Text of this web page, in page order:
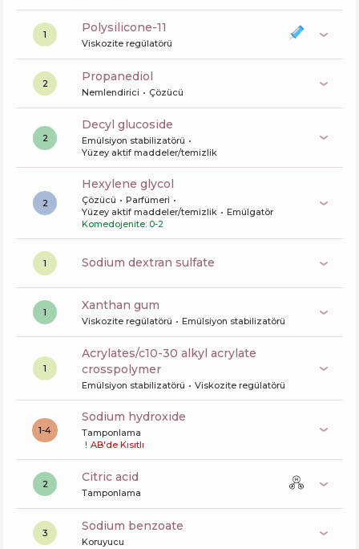
1 polysilicone-11
Viskozite regülatörü
2 propanediol
Nemlendirici Çözücü
2
decyl glucoside
Emülsiyon stabilizatörü
Yüzey aktif maddeler/temizlik
2
hexylene glycol
Çözücü
Parfümeri
Yüzey aktif maddeler/temizlik
Emülgatör
Komedojenite: 0-2
1 sodium dextran sulfate
1 xanthan gum
Viskozite regülatörü Emülsiyon stabilizatörü
1
acrylates/c10-30 alkyl acrylate
crosspolymer
Emülsiyon stabilizatörü Viskozite regülatörü
1-4
sodium hydroxide
Tamponlama
! AB'de Kısıtlı
2 citric acid
Tamponlama
3 sodium benzoate
Koruyucu